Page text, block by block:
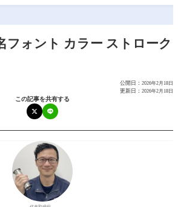
フォント カラー ストローク
公開日： 2026年2月18日
更新日： 2026年2月18日
この記事を共有する